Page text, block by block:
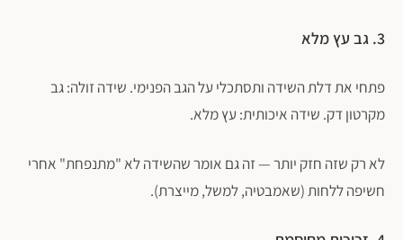
3. גב עץ מלא
פתחי את דלת השידה ותסתכלי על הגב הפנימי. שידה זולה: גב
מקרטון דק. שידה איכותית: עץ מלא.
לא רק שזה חזק יותר — זה גם אומר שהשידה לא "מתנפחת" אחרי
חשיפה ללחות (שאמבטיה, למשל, מייצרת).